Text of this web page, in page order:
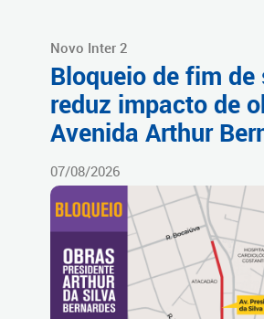
Novo Inter 2
Bloqueio de fim de
reduz impacto de
Avenida Arthur
07/08/2026